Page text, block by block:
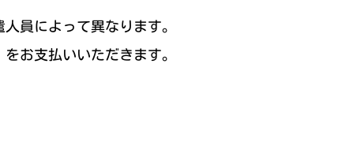
員によって異なります。
お支払いいただきます。